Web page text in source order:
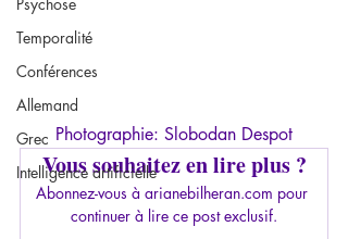
Temporalité
Conférences
Allemand
Grec
Intelligence artificielle
Photographie: Slobodan Despot
Vous souhaitez en lire plus ?
Abonnez-vous à arianebilheran.com pour
continuer à lire ce post exclusif.